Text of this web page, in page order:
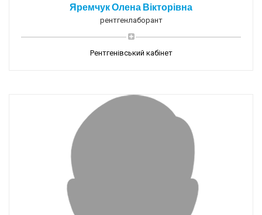
Яремчук Олена Вікторівна
рентгенлаборант
Рентгенівський кабінет